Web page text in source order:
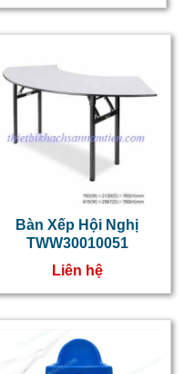
Bàn Xếp Hội Nghị
TWW30010051
Liên hệ